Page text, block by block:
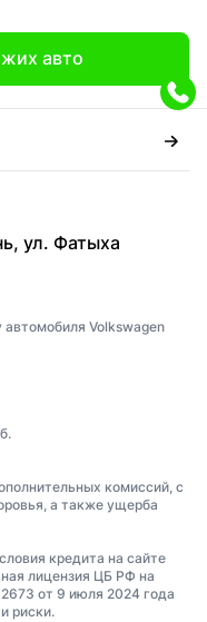
авто
ул. Фатыха
Volkswagen
комиссий, с
а также ущерба
кредита на сайте
лицензия ЦБ РФ на
от 9 июля 2024 года
риски.